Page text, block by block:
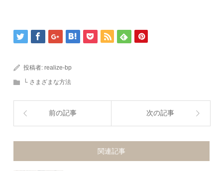
投稿者:realize-bp
└ さまざまな方法
前の記事 次の記事
関連記事